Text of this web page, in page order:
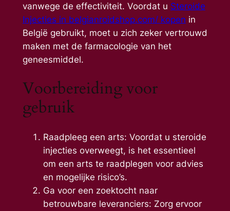
vanwege de effectiviteit. Voordat u Steroide
Injecties in belgianroidshop.com/ kopen in
België gebruikt, moet u zich zeker vertrouwd
maken met de farmacologie van het
geneesmiddel.
Voorbereiding voor
gebruik
Raadpleeg een arts: Voordat u steroide
injecties overweegt, is het essentieel
om een arts te raadplegen voor advies
en mogelijke risico’s.
Ga voor een zoektocht naar
betrouwbare leveranciers: Zorg ervoor